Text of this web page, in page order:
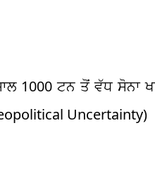
1000 ਟਨ ਤੋਂ ਵੱਧ ਸੋਨਾ
Uncertainty)